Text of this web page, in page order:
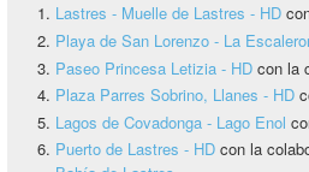
Lastres - Muelle de Lastres - HD
Playa de San Lorenzo - La
Paseo Princesa Letizia - HD con la
Plaza Parres Sobrino, Llanes - HD
Lagos de Covadonga - Lago Enol
Puerto de Lastres - HD con la